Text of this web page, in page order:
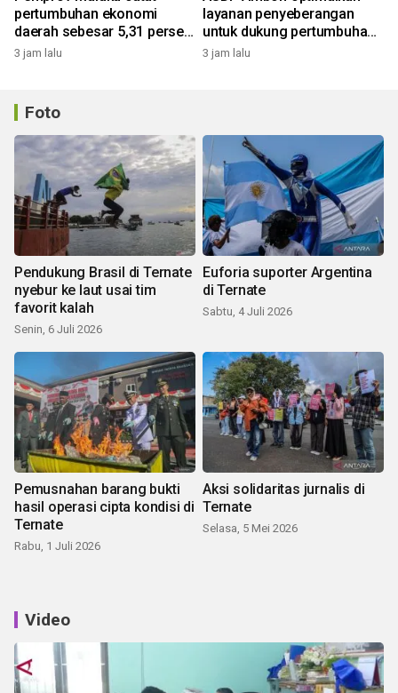
pertumbuhan ekonomi
daerah sebesar 5,31 persen
yoy triwulan II 2026
3 jam lalu
layanan penyeberangan
untuk dukung pertumbuhan
ekonomi dan pariwisata
3 jam lalu
Foto
Pendukung Brasil di Ternate
nyebur ke laut usai tim
favorit kalah
Senin, 6 Juli 2026
Euforia suporter Argentina
di Ternate
Sabtu, 4 Juli 2026
Pemusnahan barang bukti
hasil operasi cipta kondisi di
Ternate
Rabu, 1 Juli 2026
Aksi solidaritas jurnalis di
Ternate
Selasa, 5 Mei 2026
Video